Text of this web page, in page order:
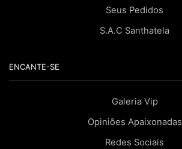
Seus Pedidos
S.A.C Santhatela
ENCANTE-SE
Galeria Vip
Opiniões Apaixonadas
Redes Sociais